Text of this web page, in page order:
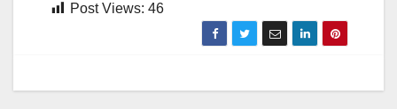
Post Views: 46